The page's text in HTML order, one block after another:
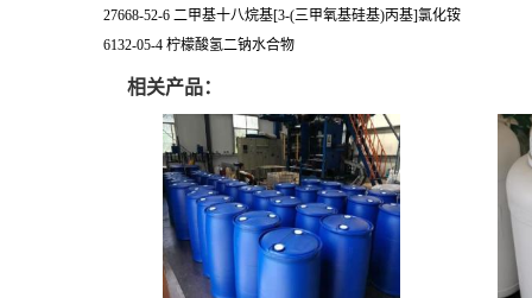
27668-52-6 二甲基十八烷基[3-(三甲氧基硅基)丙基]氯化铵
6132-05-4 柠檬酸氢二钠水合物
相关产品：